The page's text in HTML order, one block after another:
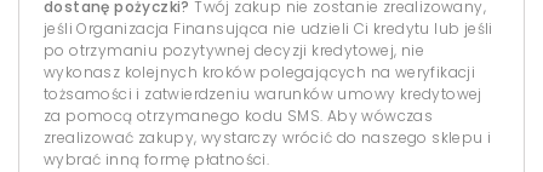
dostanę pożyczki? Twój zakup nie zostanie zrealizowany,
jeśli Organizacja Finansująca nie udzieli Ci kredytu lub jeśli
po otrzymaniu pozytywnej decyzji kredytowej, nie
wykonasz kolejnych kroków polegających na weryfikacji
tożsamości i zatwierdzeniu warunków umowy kredytowej
za pomocą otrzymanego kodu SMS. Aby wówczas
zrealizować zakupy, wystarczy wrócić do naszego sklepu i
wybrać inną formę płatności.